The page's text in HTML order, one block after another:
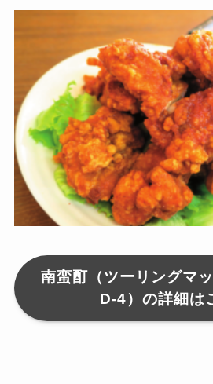
南蛮酊（ツーリングマ
D-4）の詳細は